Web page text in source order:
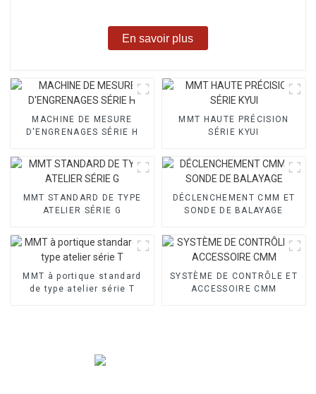
En savoir plus
MACHINE DE MESURE
D'ENGRENAGES SÉRIE H
MMT HAUTE PRÉCISION
SÉRIE KYUI
MMT STANDARD DE TYPE
ATELIER SÉRIE G
DÉCLENCHEMENT CMM ET
SONDE DE BALAYAGE
MMT à portique standard
de type atelier série T
SYSTÈME DE CONTRÔLE ET
ACCESSOIRE CMM